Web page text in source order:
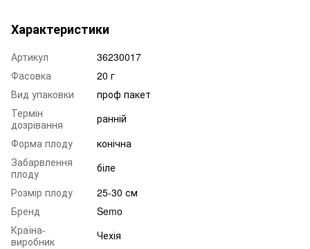
Характеристики
Артикул
36230017
Фасовка
20 г
Вид упаковки
проф пакет
Термін
дозрівання
ранній
Форма плоду
конічна
Забарвлення
плоду
біле
Розмір плоду
25-30 см
Бренд
Semo
Країна-
виробник
Чехія